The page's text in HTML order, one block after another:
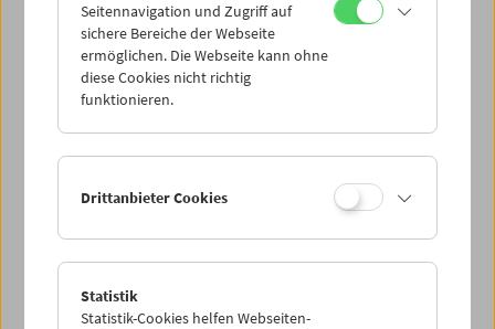
Filmmuseum ist. Ohne Pause
Seitennavigation und Zugriff auf
sichere Bereiche der Webseite
ermöglichen. Die Webseite kann ohne
diese Cookies nicht richtig
funktionieren.
Drittanbieter Cookies
Statistik
Statistik-Cookies helfen Webseiten-